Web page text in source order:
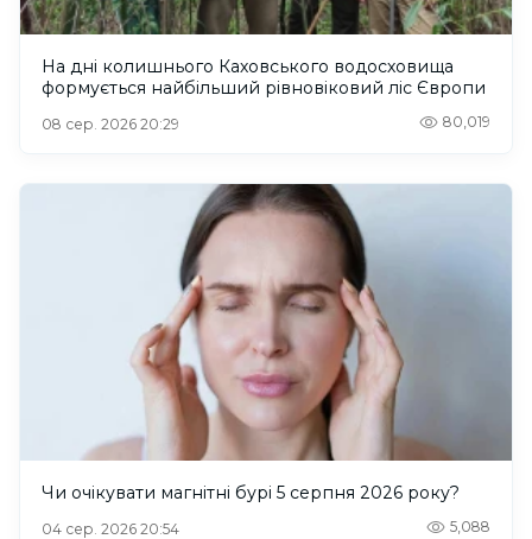
На дні колишнього Каховського водосховища
формується найбільший рівновіковий ліс Європи
08 сер. 2026 20:29 80,019
Чи очікувати магнітні бурі 5 серпня 2026 року?
04 сер. 2026 20:54 5,088